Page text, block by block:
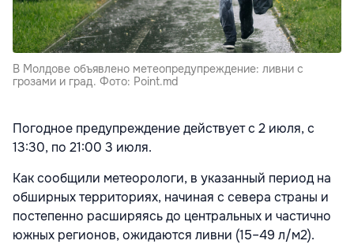
В Молдове объявлено метеопредупреждение: ливни с
грозами и град. Фото: Point.md
Погодное предупреждение действует с 2 июля, с
13:30, по 21:00 3 июля.
Как сообщили метеорологи, в указанный период на
обширных территориях, начиная с севера страны и
постепенно расширяясь до центральных и частично
южных регионов, ожидаются ливни (15–49 л/м2).